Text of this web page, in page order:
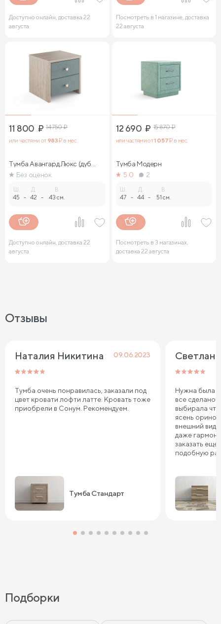
Доступно онлайн, доставка 22
августа
Посмотреть в 1 магазине, доставка
22 августа
11 800 ₽ 14 750₽
или частями от 983₽ в мес.
Тумба Авангард Люкс (дуб
сонома)
Без оценок
Ш.
45 -
Д.
42 -
В.
43 см.
Доступно онлайн, доставка 22
августа
12 690 ₽ 15 870₽
или частями от1 057₽ в мес.
Тумба Модерн
5.0
2
Ш.
47 -
Д.
44 -
В.
51 см.
Посмотреть в 3 магазинах,
доставка 22 августа
Отзывы
Наталия Никитина 09.06.2023
Тумба очень понравилась, заказали под
цвет кровати лофти латте. Кровать тоже
приобрели в Сонум. Рекомендуем.
Тумба Стандарт
Светлана
Нужна была
все сделано
выбирала
ясень
внешний вид
даже
заказать еще
подобную
Подборки